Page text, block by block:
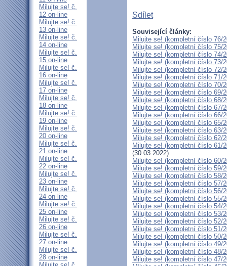
Milujte se! č.
12 on-line
Milujte se! č.
13 on-line
Milujte se! č.
14 on-line
Milujte se! č.
15 on-line
Milujte se! č.
16 on-line
Milujte se! č.
17 on-line
Milujte se! č.
18 on-line
Milujte se! č.
19 on-line
Milujte se! č.
20 on-line
Milujte se! č.
21 on-line
Milujte se! č.
22 on-line
Milujte se! č.
23 on-line
Milujte se! č.
24 on-line
Milujte se! č.
25 on-line
Milujte se! č.
26 on-line
Milujte se! č.
27 on-line
Milujte se! č.
28 on-line
Sdílet
Související články:
Milujte se! (kompletní číslo 76/
Milujte se! (kompletní číslo 75/
Milujte se! (kompletní číslo 74/
Milujte se! (kompletní číslo 73/
Milujte se! (kompletní číslo 72/
Milujte se! (kompletní číslo 71/
Milujte se! (kompletní číslo 70/
Milujte se! (kompletní číslo 69/
Milujte se! (kompletní číslo 68/
Milujte se! (kompletní číslo 67/
Milujte se! (kompletní číslo 66/
Milujte se! (kompletní číslo 65/
Milujte se! (kompletní číslo 63/
Milujte se! (kompletní číslo 62/
Milujte se! (kompletní číslo 61/
(30.03.2022)
Milujte se! (kompletní číslo 60/
Milujte se! (kompletní číslo 59/
Milujte se! (kompletní číslo 58/
Milujte se! (kompletní číslo 57/
Milujte se! (kompletní číslo 56/
Milujte se! (kompletní číslo 55/
Milujte se! (kompletní číslo 54/
Milujte se! (kompletní číslo 53/
Milujte se! (kompletní číslo 52/
Milujte se! (kompletní číslo 51/
Milujte se! (kompletní číslo 50/
Milujte se! (kompletní číslo 49/
Milujte se! (kompletní číslo 48/
Milujte se! (kompletní číslo 47/